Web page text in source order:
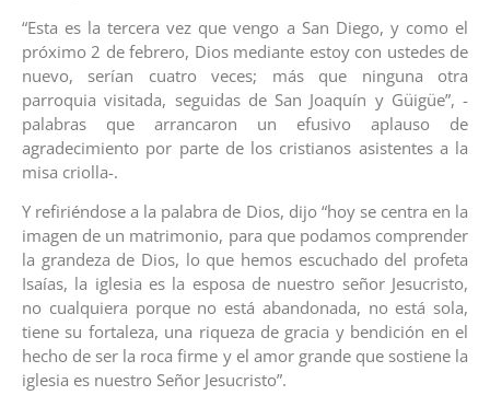
“Esta es la tercera vez que vengo a San Diego, y como el
próximo 2 de febrero, Dios mediante estoy con ustedes de
nuevo, serían cuatro veces; más que ninguna otra
parroquia visitada, seguidas de San Joaquín y Güigüe”, -
palabras que arrancaron un efusivo aplauso de
agradecimiento por parte de los cristianos asistentes a la
misa criolla-.
Y refiriéndose a la palabra de Dios, dijo “hoy se centra en la
imagen de un matrimonio, para que podamos comprender
la grandeza de Dios, lo que hemos escuchado del profeta
Isaías, la iglesia es la esposa de nuestro señor Jesucristo,
no cualquiera porque no está abandonada, no está sola,
tiene su fortaleza, una riqueza de gracia y bendición en el
hecho de ser la roca firme y el amor grande que sostiene la
iglesia es nuestro Señor Jesucristo”.